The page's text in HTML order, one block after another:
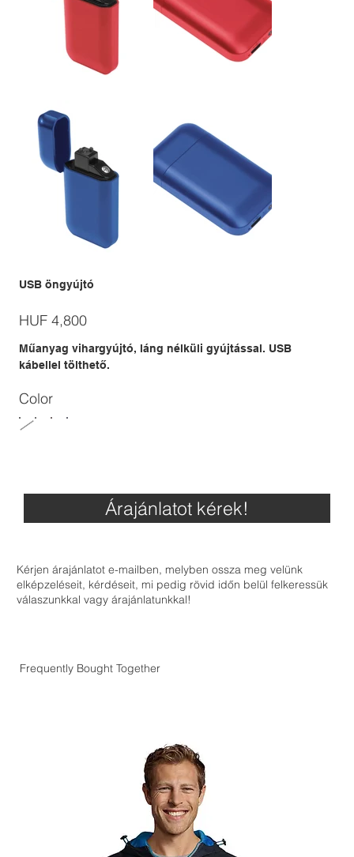
USB öngyújtó
Price
HUF 4,800
Műanyag vihargyújtó, láng nélküli gyújtással. USB
kábellel tölthető.
Color
Árajánlatot kérek!
Kérjen árajánlatot e-mailben, melyben ossza meg velünk
elképzeléseit, kérdéseit, mi pedig rövid időn belül felkeressük
válaszunkkal vagy árajánlatunkkal!
Frequently Bought Together